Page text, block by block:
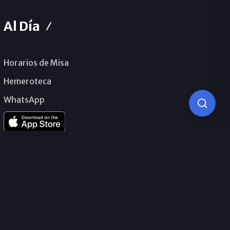
Al Día
Horarios de Misa
Hemeroteca
WhatsApp